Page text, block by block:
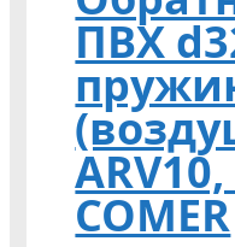
ПВХ
COMER